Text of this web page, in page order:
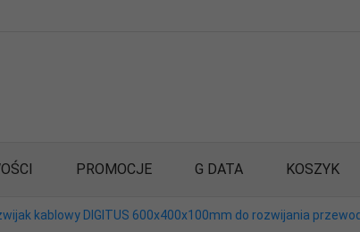
PROMOCJE G DATA KOSZYK
kablowy DIGITUS 600x400x100mm do rozwijania